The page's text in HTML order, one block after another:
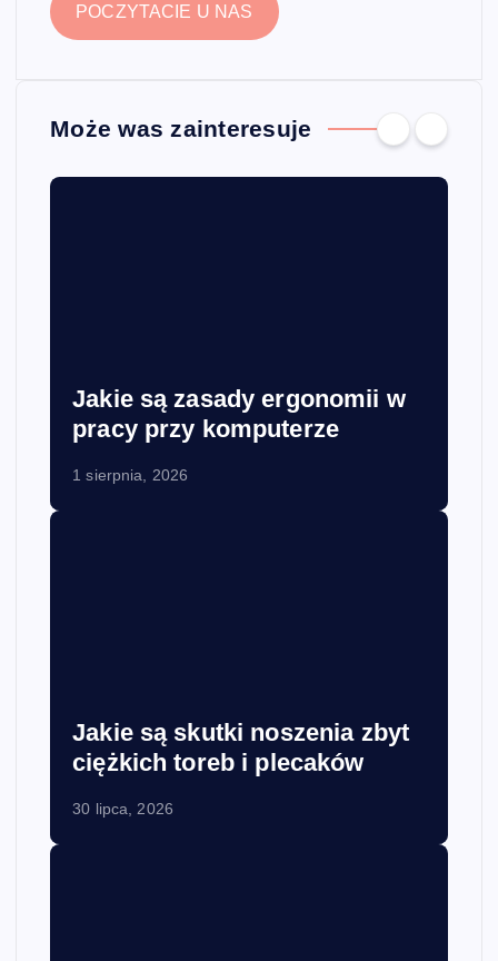
POCZYTACIE U NAS
Może was zainteresuje
Jakie są zasady ergonomii w
pracy przy komputerze
1 sierpnia, 2026
Jakie są skutki noszenia zbyt
ciężkich toreb i plecaków
30 lipca, 2026